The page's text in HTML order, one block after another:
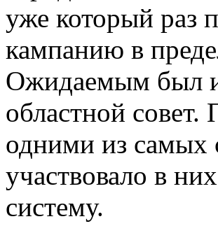
уже который раз
кампанию в
Ожидаемым был
областной
одними из самых
участвовало в
систему.